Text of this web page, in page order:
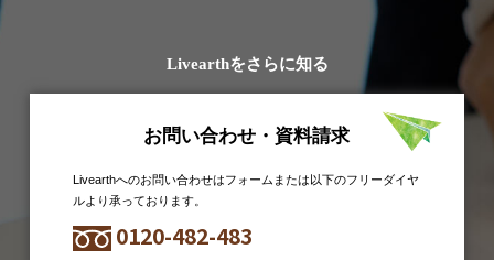
Livearthをさらに知る
お問い合わせ・資料請求
Livearthへのお問い合わせはフォームまたは以下のフリーダイヤ
ルより承っております。
0120-482-483